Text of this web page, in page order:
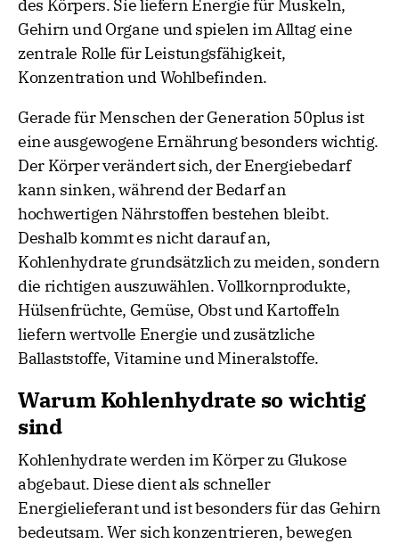
des Körpers. Sie liefern Energie für Muskeln,
Gehirn und Organe und spielen im Alltag eine
zentrale Rolle für Leistungsfähigkeit,
Konzentration und Wohlbefinden.
Gerade für Menschen der Generation 50plus ist
eine ausgewogene Ernährung besonders wichtig.
Der Körper verändert sich, der Energiebedarf
kann sinken, während der Bedarf an
hochwertigen Nährstoffen bestehen bleibt.
Deshalb kommt es nicht darauf an,
Kohlenhydrate grundsätzlich zu meiden, sondern
die richtigen auszuwählen. Vollkornprodukte,
Hülsenfrüchte, Gemüse, Obst und Kartoffeln
liefern wertvolle Energie und zusätzliche
Ballaststoffe, Vitamine und Mineralstoffe.
Warum Kohlenhydrate so wichtig
sind
Kohlenhydrate werden im Körper zu Glukose
abgebaut. Diese dient als schneller
Energielieferant und ist besonders für das Gehirn
bedeutsam. Wer sich konzentrieren, bewegen